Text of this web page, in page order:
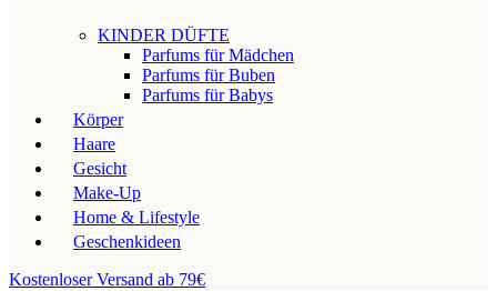
KINDER DÜFTE
Parfums für Mädchen
Parfums für Buben
Parfums für Babys
Körper
Haare
Gesicht
Make-Up
Home & Lifestyle
Geschenkideen
Kostenloser Versand ab 79€